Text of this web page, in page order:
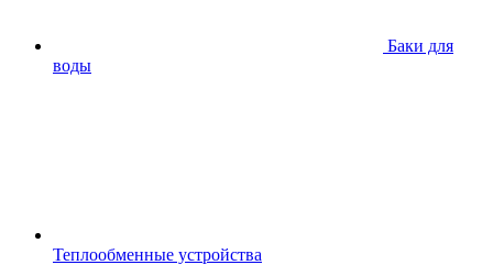
Баки для
воды
Теплообменные устройства